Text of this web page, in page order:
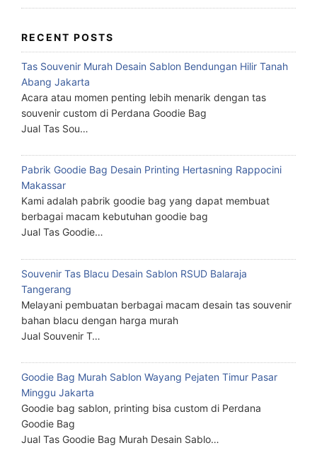
RECENT POSTS
Tas Souvenir Murah Desain Sablon Bendungan Hilir Tanah
Abang Jakarta
Acara atau momen penting lebih menarik dengan tas
souvenir custom di Perdana Goodie Bag
Jual Tas Sou…
Pabrik Goodie Bag Desain Printing Hertasning Rappocini
Makassar
Kami adalah pabrik goodie bag yang dapat membuat
berbagai macam kebutuhan goodie bag
Jual Tas Goodie…
Souvenir Tas Blacu Desain Sablon RSUD Balaraja
Tangerang
Melayani pembuatan berbagai macam desain tas souvenir
bahan blacu dengan harga murah
Jual Souvenir T…
Goodie Bag Murah Sablon Wayang Pejaten Timur Pasar
Minggu Jakarta
Goodie bag sablon, printing bisa custom di Perdana
Goodie Bag
Jual Tas Goodie Bag Murah Desain Sablo…